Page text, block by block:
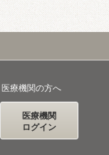
医療機関の方へ
医療機関
ログイン